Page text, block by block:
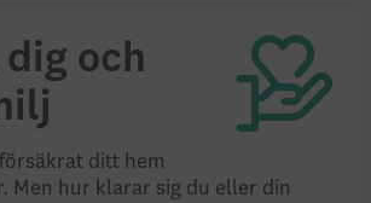
och
ditt hem
Men hur klarar sig du eller din